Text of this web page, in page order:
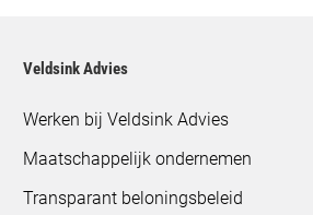
Veldsink Advies
Werken bij Veldsink Advies
Maatschappelijk ondernemen
Transparant beloningsbeleid